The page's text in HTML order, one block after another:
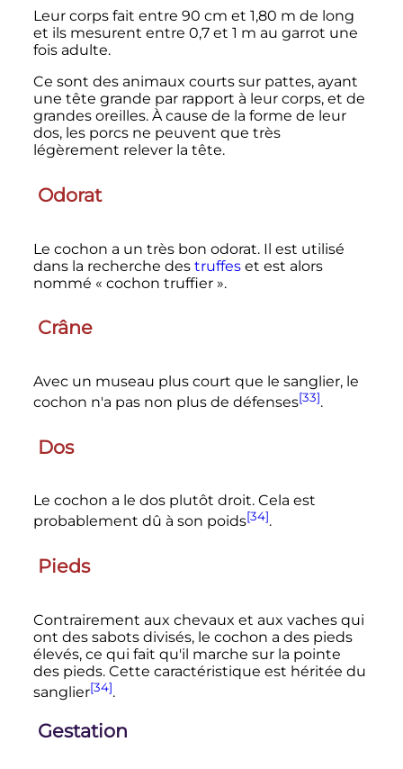
Leur corps fait entre 90 cm et 1,80 m de long
et ils mesurent entre 0,7 et 1 m au garrot une
fois adulte.
Ce sont des animaux courts sur pattes, ayant
une tête grande par rapport à leur corps, et de
grandes oreilles. À cause de la forme de leur
dos, les porcs ne peuvent que très
légèrement relever la tête.
Odorat
Le cochon a un très bon odorat. Il est utilisé
dans la recherche des truffeset est alors
nommé « cochon truffier ».
Crâne
Avec un museau plus court que le sanglier, le
cochon n'a pas non plus de défenses[33].
Dos
Le cochon a le dos plutôt droit. Cela est
probablement dû à son poids[34].
Pieds
Contrairement aux chevaux et aux vaches qui
ont des sabots divisés, le cochon a des pieds
élevés, ce qui fait qu'il marche sur la pointe
des pieds. Cette caractéristique est héritée du
sanglier[34].
Gestation